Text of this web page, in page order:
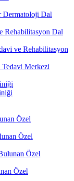
Dermatoloji Dal
Rehabilitasyon Dal
ve Rehabilitasyon
Merkezi
Özel
Özel
Özel
Özel